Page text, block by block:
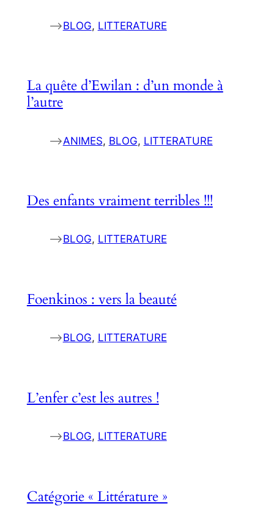
–>BLOG, LITTERATURE
La quête d’Ewilan : d’un monde à
l’autre
–>ANIMES, BLOG, LITTERATURE
Des enfants vraiment terribles !!!
–>BLOG, LITTERATURE
Foenkinos : vers la beauté
–>BLOG, LITTERATURE
L’enfer c’est les autres !
–>BLOG, LITTERATURE
Catégorie « Littérature »